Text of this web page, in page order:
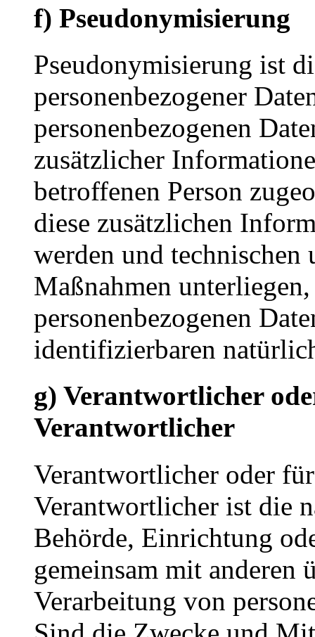
f) Pseudonymisierung
Pseudonymisierung ist
personenbezogener
personenbezogenen
zusätzlicher
betroffenen Person
diese zusätzlichen
werden und technischen
Maßnahmen
personenbezogenen
identifizierbaren
g) Verantwortlicher
Verantwortlicher
Verantwortlicher oder
Verantwortlicher ist die
Behörde, Einrichtung
gemeinsam mit
Verarbeitung von